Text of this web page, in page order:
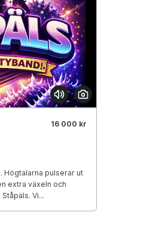
16 000 kr
Högtalarna pulserar ut
extra växeln och
Vi...